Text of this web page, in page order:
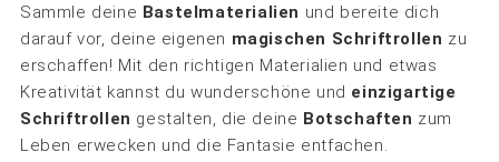
Sammle deine Bastelmaterialien und bereite dich
darauf vor, deine eigenen magischen Schriftrollen zu
erschaffen! Mit den richtigen Materialien und etwas
Kreativität kannst du wunderschöne und einzigartige
Schriftrollen gestalten, die deine Botschaften zum
Leben erwecken und die Fantasie entfachen.